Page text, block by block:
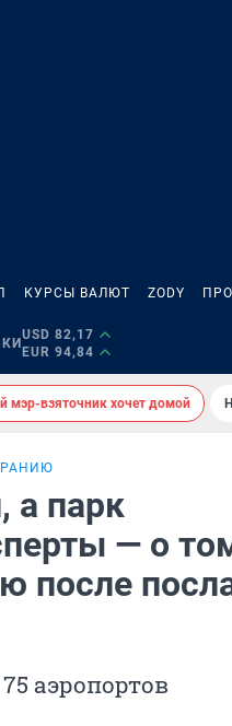
КУРСЫ ВАЛЮТ ZODY
USD 82,17
EUR 94,84
мэр-взяточник хочет домой
а парк
— о
после
аэропортов